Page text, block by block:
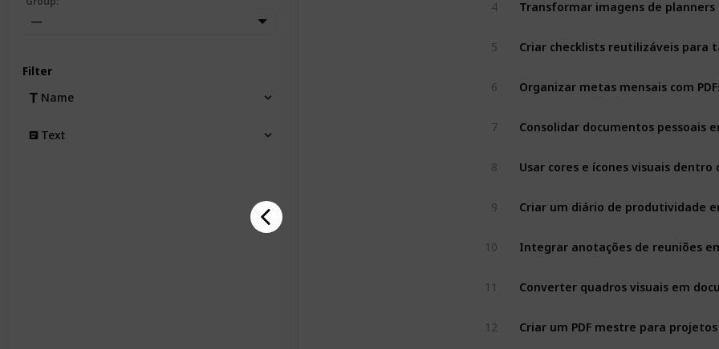
4 Transformar imagens de planners
5 Criar checklists reutilizáveis para
6 Organizar metas mensais com
7 Consolidar documentos pessoais
8 Usar cores e ícones visuais dentro
9 Criar um diário de produtividade
10 Integrar anotações de reuniões
11 Converter quadros visuais em
12 Criar um PDF mestre para
—
Filter
Name
Text